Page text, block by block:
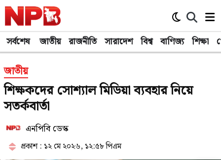
সর্বশেষ জাতীয় রাজনীতি সারাদেশ বিশ্ব বাণিজ্য শিক্ষা
জাতীয়
শিক্ষকদের সোশ্যাল মিডিয়া ব্যবহার নিয়ে
সতর্কবার্তা
এনপিবি ডেস্ক
প্রকাশ : ১২ মে ২০২৬, ১২:৫৮ পিএম